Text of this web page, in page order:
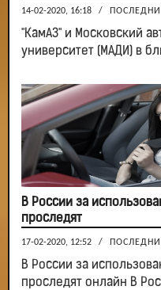
14-02-2020, 16:18 /
"КамАЗ" и Московский
университет (МАДИ) в
В России за
проследят
17-02-2020, 12:52 /
В России за
проследят онлайн В